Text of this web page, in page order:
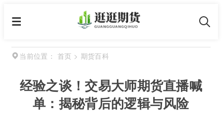
当前位置： 首页 > 期货百科
经验之谈！交易大师期货直播喊
单：揭秘背后的逻辑与风险